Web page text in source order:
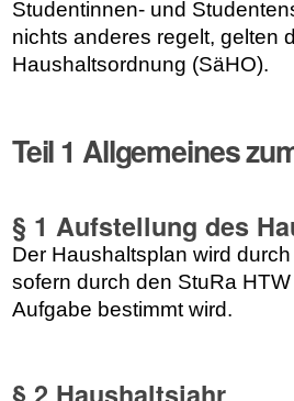
Studentinnen- und
nichts anderes regelt, gelten
Haushaltsordnung (SäHO).
Teil 1 Allgemeines
§ 1 Aufstellung des
Der Haushaltsplan wird
sofern durch den StuRa
Aufgabe bestimmt wird.
§ 2 Haushaltsjahr